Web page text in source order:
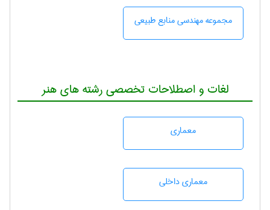
مجموعه مهندسی منابع طبيعی
لغات و اصطلاحات تخصصی رشته های هنر
معماری
معماری داخلی